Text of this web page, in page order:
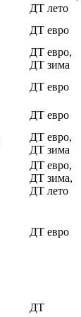
ДТ лето
ДТ евро
ДТ евро,
ДТ зима
ДТ евро
ДТ евро
ДТ евро,
ДТ зима
ДТ евро,
ДТ зима,
ДТ лето
ДТ евро
ДТ